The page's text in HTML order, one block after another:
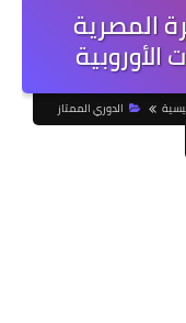
المصرية
الأوروبية
الدوري الممتاز